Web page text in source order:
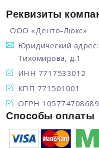
Реквизиты
ООО «Денто-Люкс»
Юридический
Тихомирова, д.1
ИНН 7717533012
КПП 771501001
ОГРН
Способы оплаты